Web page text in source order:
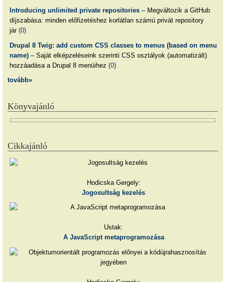
Introducing unlimited private repositories– Megváltozik a GitHub
díjszabása: minden előfizetéshez korlátlan számú privát repository
jár (0)
Drupal 8 Twig: add custom CSS classes to menus (based on menu
name)– Saját elképzeléseink szerinti CSS osztályok (automatizált)
hozzáadása a Drupal 8 menüihez (0)
tovább»
Könyvajánló
Cikkajánló
Hodicska Gergely:
Jogosultság kezelés
Ustak:
A JavaScript metaprogramozása